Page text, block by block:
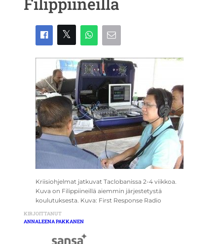
Kriisiohjelmat jatkuvat Taclobanissa 2-4 viikkoa.
Kuva on Filippiineillä aiemmin järjestetystä
koulutuksesta. Kuva: First Response Radio
KIRJOITTANUT
ANNALEENA PAKKANEN